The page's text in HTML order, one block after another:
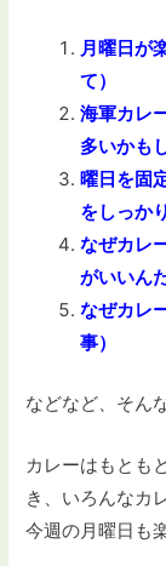
月曜日が
て）
海軍カレ
多いかも
曜日を固
をしっか
なぜカレ
がいいん
なぜカレ
事）
などなど、そん
カレーはもとも
き、いろんなカ
今週の月曜日も